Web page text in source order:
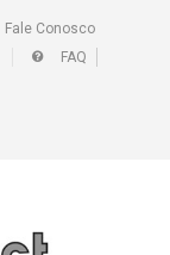
Fale Conosco
FAQ